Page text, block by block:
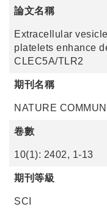
論文名稱
Extracellular
platelets enhance
CLEC5A/TLR2
期刊名稱
NATURE
卷數
10(1): 2402, 1-13
期刊等級
SCI